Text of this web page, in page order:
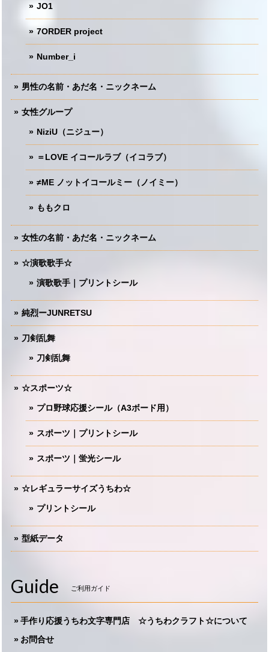
JO1
7ORDER project
Number_i
男性の名前・あだ名・ニックネーム
女性グループ
NiziU（ニジュー）
＝LOVE イコールラブ（イコラブ）
≠ME ノットイコールミー（ノイミー）
ももクロ
女性の名前・あだ名・ニックネーム
☆演歌歌手☆
演歌歌手｜プリントシール
純烈ーJUNRETSU
刀剣乱舞
刀剣乱舞
☆スポーツ☆
プロ野球応援シール（A3ボード用）
スポーツ｜プリントシール
スポーツ｜蛍光シール
☆レギュラーサイズうちわ☆
プリントシール
型紙データ
Guide ご利用ガイド
手作り応援うちわ文字専門店 ☆うちわクラフト☆について
お問合せ